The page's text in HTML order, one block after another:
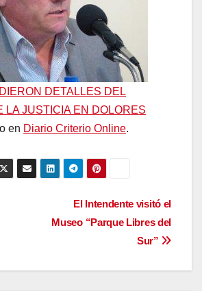
DETALLES DEL
LA JUSTICIA EN DOLORES
en Diario Criterio Online.
El Intendente visitó el
Museo “Parque Libres del
Sur”